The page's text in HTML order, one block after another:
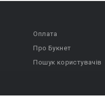
Оплата
Про Букнет
Пошук користувачів